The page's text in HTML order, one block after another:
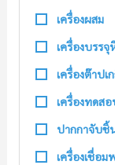
เครื่องผสม
เครื่องบรร
เครื่องต๊าปเ
เครื่องทดส
ปากกาจับชิ้
เครื่องเชื่อ